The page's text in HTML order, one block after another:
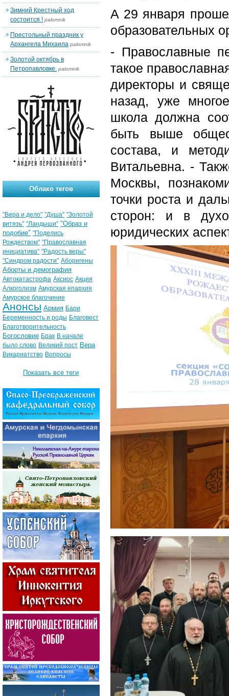
А 29 января
образовательных
- Православные
такое
директоры и
назад, уже
школа должна
быть выше
состава, и
Витальевна. -
Москвы,
точки роста и
сторон: и в
юридических
Зимний Крестный ход
состоится ! palomnik
Престольный праздник у
Архангела Михаила palomnik
Золотой октябрь в
Петропавловке. palomnik
Облако тегов
"Вера и дело" "Душа" "Золотой
витязь" "Ландыши" "Образ и
подобие" "Поделись
Рождеством" "Православная
инициатива" "Радость веры"
"Синдром радости" Аборигены
Аборты и демография
Автокатастрофа Аксиос Акция
Алкоголизм Амурская епархия
Амурское благочиние
Анонсы Армия Бари
Беременность и роды Благовест
Благотворительность
Богословие Брак В начале
было слово Великий пост Вера
Викариатство Вопросы
Показать все теги